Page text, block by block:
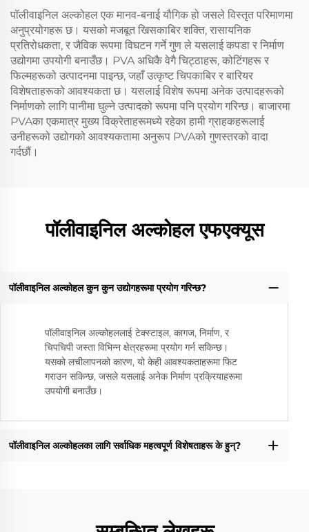
पॉलीवाइनिल अल्कोहल एक मानव-बनाई यौगिक हो जसले विस्तृत परिमाणमा
अनुप्रयोगहरू छ। यसको मजबूत खिसकाबिर शक्ति, रासायनिक
प्रतिरोधकता, र जैविक रूपमा विघटन गर्ने गुण ले यसलाई कपडा र निर्माण
उद्योगमा उपयोगी बनाउँछ। PVA अधिकै वेगै चिट्ठाहरू, कोटिंगहरू र
फिल्महरूको उत्पादनमा पाइन्छ, जहाँ उत्कृष्ट चिपकाबिर र बारियर
विशेषताहरूको आवश्यकता छ। यसलाई विशेष रूपमा अनेक उत्पादहरूको
निर्माणको लागि पानीमा घुल्ने उत्पादको रूपमा पनि प्रयोग गरिन्छ। बाजारमा
PVAका एकमात्र मुख्य विक्रेताहरूमध्ये रहेका हामी ग्राहकहरूलाई
उनीहरूको उद्योगको आवश्यकतामा अनुरूप PVAको गुणस्तरको वादा
गर्दछौं।
पॉलीवाइनिल अल्कोहल एफएक्यूस
पॉलीवाइनिल अल्कोहल कुन कुन उद्योगहरूमा प्रयोग गरिन्छ?
पॉलीवाइनिल अल्कोहललाई टेक्स्टाइल, कागज, निर्माण, र
चिपचिपी जस्ता विभिन्न क्षेत्रहरूमा प्रयोग गर्न सकिन्छ।
यसको लचीलापनको कारण, यो केही आवश्यकताहरूमा फिट
गराउन सकिन्छ, जसले यसलाई अनेक निर्माण प्रक्रियाहरूमा
उपयोगी बनाउँछ।
पॉलीवाइनिल अल्कोहलका लागि सर्वाधिक महत्वपूर्ण विशेषताहरू के हुन्?